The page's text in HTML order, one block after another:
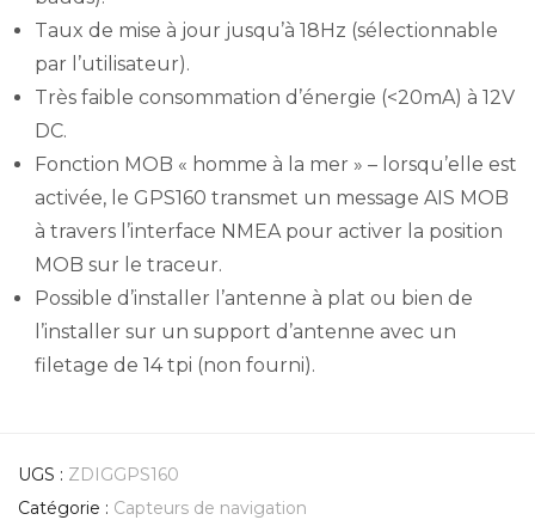
Taux de mise à jour jusqu’à 18Hz (sélectionnable
par l’utilisateur).
Très faible consommation d’énergie (<20mA) à 12V
DC.
Fonction MOB « homme à la mer » – lorsqu’elle est
activée, le GPS160 transmet un message AIS MOB
à travers l’interface NMEA pour activer la position
MOB sur le traceur.
Possible d’installer l’antenne à plat ou bien de
l’installer sur un support d’antenne avec un
filetage de 14 tpi (non fourni).
UGS : ZDIGGPS160
Catégorie : Capteurs de navigation